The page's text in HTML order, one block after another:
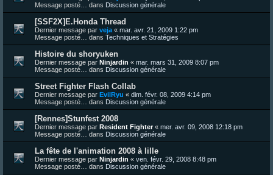
Message posté… dans Discussion générale
[SSF2X]E.Honda Thread
Dernier message par veja « mar. avr. 21, 2009 1:22 pm
Message posté… dans Techniques et Stratégies
Histoire du shoryuken
Dernier message par Ninjardin « mar. mars 31, 2009 8:07 pm
Message posté… dans Discussion générale
Street Fighter Flash Collab
Dernier message par EvilRyu « dim. févr. 08, 2009 4:14 pm
Message posté… dans Discussion générale
[Rennes]Stunfest 2008
Dernier message par Resident Fighter« mer. avr. 09, 2008 12:18 pm
Message posté… dans Discussion générale
La fête de l'animation 2008 à lille
Dernier message par Ninjardin « ven. févr. 29, 2008 8:48 pm
Message posté… dans Discussion générale